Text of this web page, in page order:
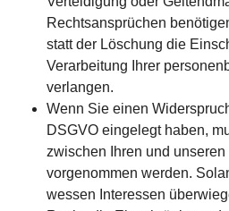
Rechtsansprüchen
statt der Löschung die
Verarbeitung Ihrer
verlangen.
Wenn Sie einen
DSGVO eingelegt haben,
zwischen Ihren und unseren
vorgenommen werden.
wessen Interessen